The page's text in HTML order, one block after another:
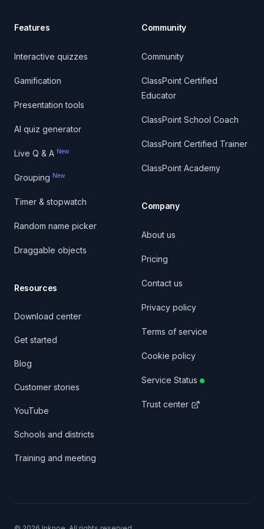
Features
Interactive quizzes
Gamification
Presentation tools
AI quiz generator
Live Q & A New
Grouping New
Timer & stopwatch
Random name picker
Draggable objects
Resources
Download center
Get started
Blog
Customer stories
YouTube
Schools and districts
Training and meeting
Community
Community
ClassPoint Certified
Educator
ClassPoint School Coach
ClassPoint Certified Trainer
ClassPoint Academy
Company
About us
Pricing
Contact us
Privacy policy
Terms of service
Cookie policy
Service Status
Trust center